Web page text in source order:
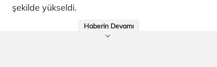
şekilde yükseldi.
Haberin Devamı